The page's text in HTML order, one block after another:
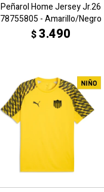
Peñarol Home Jersey Jr.26
78755805 - Amarillo/Negro
$3.490